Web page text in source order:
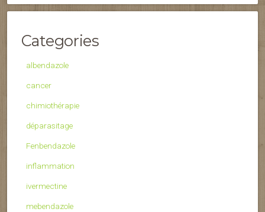
Categories
albendazole
cancer
chimiothérapie
déparasitage
Fenbendazole
inflammation
ivermectine
mebendazole